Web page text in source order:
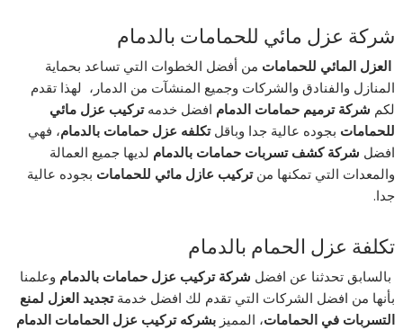
شركة عزل مائي للحمامات بالدمام
العزل المائي للحمامات من أفضل الخطوات التي تساعد بحماية
المنازل والفنادق والشركات وجميع المنشآت من الدمار، لهذا تقدم
لكم شركة ترميم حمامات الدمام افضل خدمهتركيب عزل مائي
للحمامات بجوده عالية جدا وباقلتكلفه عزل حمامات بالدمام، فهي
افضل شركة كشف تسربات حمامات بالدمام لديها جميع العمالة
والمعدات التي تمكنها منتركيب عازل مائي للحمامات بجوده عالية
جدا.
تكلفة عزل الحمام بالدمام
بالسابق تحدثنا عن افضل شركة تركيب عزل حمامات بالدمام وعلمنا
بأنها من افضل الشركات التي تقدم لك افضل خدمةتجديد العزل لمنع
التسربات في الحمامات، المميزبشركه تركيب عزل الحمامات الدمام